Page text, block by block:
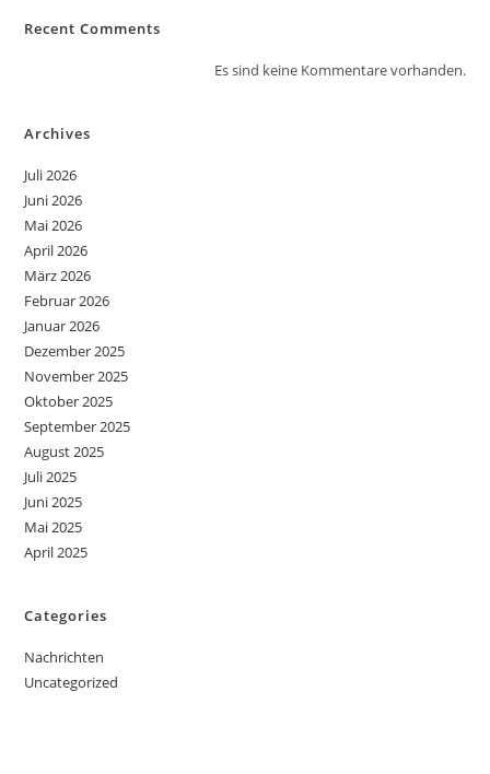
Recent Comments
Es sind keine Kommentare vorhanden.
Archives
Juli 2026
Juni 2026
Mai 2026
April 2026
März 2026
Februar 2026
Januar 2026
Dezember 2025
November 2025
Oktober 2025
September 2025
August 2025
Juli 2025
Juni 2025
Mai 2025
April 2025
Categories
Nachrichten
Uncategorized